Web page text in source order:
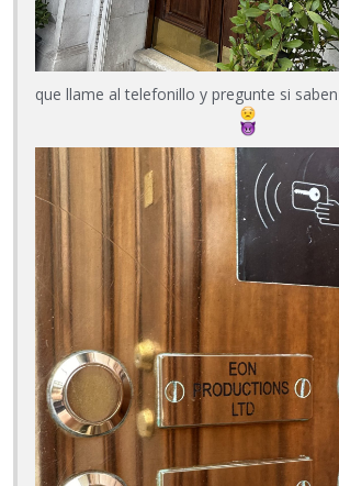
que llame al telefonillo y pregunte si